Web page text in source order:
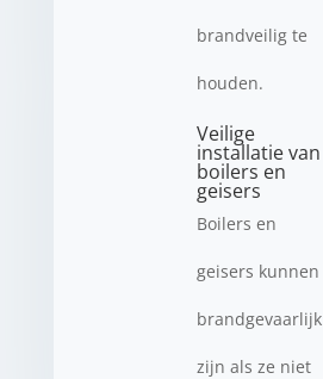
brandveilig te
houden.
Veilige
installatie van
boilers en
geisers
Boilers en
geisers kunnen
brandgevaarlijk
zijn als ze niet